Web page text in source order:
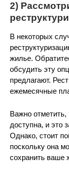
2)
В некоторых
жилье.
обсудить эту
предлагают.
ежемесячные
Важно отметить,
доступна, и это
Однако, стоит
поскольку она
сохранить ваше